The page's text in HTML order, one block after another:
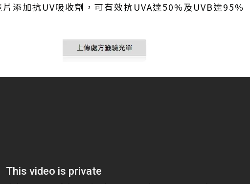
添加抗UV吸收劑，可有效抗UVA達50%及UVB達95%